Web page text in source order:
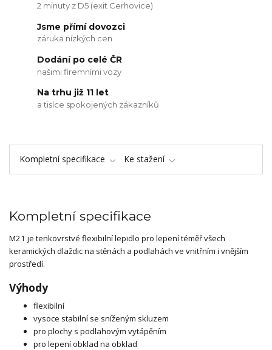
2 minuty z D5 (exit Cerhovice)
Jsme přímí dovozci
záruka nízkých cen
Dodání po celé ČR
našimi firemními vozy
Na trhu již 11 let
a tisíce spokojených zákazníků
Kompletní specifikace Ke stažení
Kompletní specifikace
M21 je tenkovrstvé flexibilní lepidlo pro lepení téměř všech
keramických dlaždic na stěnách a podlahách ve vnitřním i vnějším
prostředí.
Výhody
flexibilní
vysoce stabilní se sníženým skluzem
pro plochy s podlahovým vytápěním
pro lepení obklad na obklad